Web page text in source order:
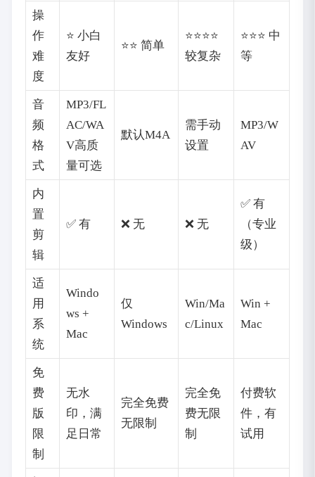
操
作
难
度
⭐ 小白
友好
⭐⭐ 简单
⭐⭐⭐⭐
较复杂
⭐⭐⭐ 中
等
音
频
格
式
MP3/FL
AC/WA
V高质
量可选
默认M4A
需手动
设置
MP3/W
AV
内
置
剪
辑
✅ 有 ❌ 无 ❌ 无
✅ 有
（专业
级）
适
用
系
统
Windo
ws +
Mac
仅
Windows
Win/Ma
c/Linux
Win +
Mac
免
费
版
限
制
无水
印，满
足日常
完全免费
无限制
完全免
费无限
制
付费软
件，有
试用